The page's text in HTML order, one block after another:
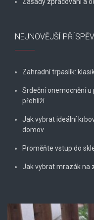
NEJNOVĚJŠÍ
Zahradní trpaslík:
Srdeční onemocnění
přehlíží
Jak vybrat ideální
domov
Proměňte vstup do
Jak vybrat mrazák na